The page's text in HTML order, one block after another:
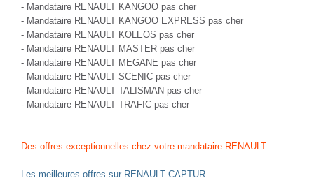
- Mandataire RENAULT KANGOO pas cher
- Mandataire RENAULT KANGOO EXPRESS pas cher
- Mandataire RENAULT KOLEOS pas cher
- Mandataire RENAULT MASTER pas cher
- Mandataire RENAULT MEGANE pas cher
- Mandataire RENAULT SCENIC pas cher
- Mandataire RENAULT TALISMAN pas cher
- Mandataire RENAULT TRAFIC pas cher
Des offres exceptionnelles chez votre mandataire RENAULT
Les meilleures offres sur RENAULT CAPTUR